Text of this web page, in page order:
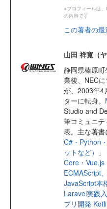
※プロフィールは
の内容です
この著者の
山田 祥寛（
静岡県榛原
業後、NEC
が、2003年4
ターに転身。
Studio and
筆コミュニテ
表。主な著書
C#・Python
ットなど）
Core・Vue.js
ECMAScript
JavaScript本
Laravel実践
プリ開発